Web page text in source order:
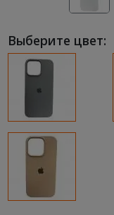
Выберите цвет: